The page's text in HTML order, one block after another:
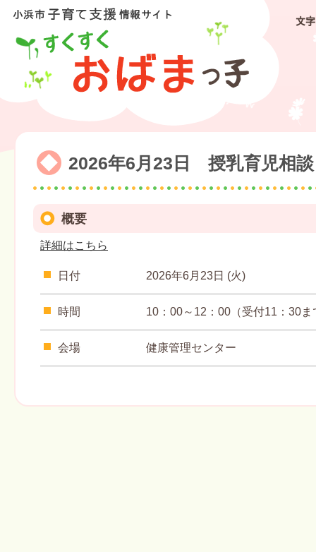
文
2026年6月23日 授乳育児相談
概要
詳細はこちら
日付 2026年6月23日 (火)
時間 10：00～12：00（受付11：30ま
会場 健康管理センター